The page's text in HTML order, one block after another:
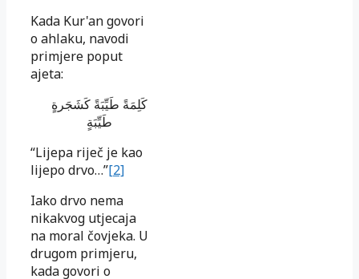
Kada Kur'an govori
o ahlaku, navodi
primjere poput
ajeta:
كَلِمَةً طَيِّبَةً كَشَجَرةٍ
طَيِّبَةٍ
“Lijepa riječ je kao
lijepo drvo…”[2]
Iako drvo nema
nikakvog utjecaja
na moral čovjeka. U
drugom primjeru,
kada govori o